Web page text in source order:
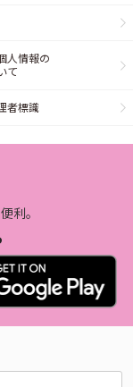
人情報の
て
者標識
利。